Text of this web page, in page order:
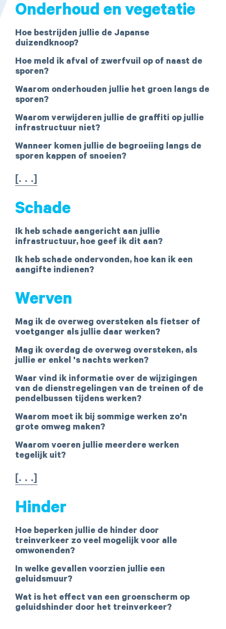
Onderhoud en vegetatie
Hoe bestrijden jullie de Japanse
duizendknoop?
Hoe meld ik afval of zwerfvuil op of naast de
sporen?
Waarom onderhouden jullie het groen langs de
sporen?
Waarom verwijderen jullie de graffiti op jullie
infrastructuur niet?
Wanneer komen jullie de begroeiing langs de
sporen kappen of snoeien?
[. . .]
Schade
Ik heb schade aangericht aan jullie
infrastructuur, hoe geef ik dit aan?
Ik heb schade ondervonden, hoe kan ik een
aangifte indienen?
Werven
Mag ik de overweg oversteken als fietser of
voetganger als jullie daar werken?
Mag ik overdag de overweg oversteken, als
jullie er enkel 's nachts werken?
Waar vind ik informatie over de wijzigingen
van de dienstregelingen van de treinen of de
pendelbussen tijdens werken?
Waarom moet ik bij sommige werken zo'n
grote omweg maken?
Waarom voeren jullie meerdere werken
tegelijk uit?
[. . .]
Hinder
Hoe beperken jullie de hinder door
treinverkeer zo veel mogelijk voor alle
omwonenden?
In welke gevallen voorzien jullie een
geluidsmuur?
Wat is het effect van een groenscherm op
geluidshinder door het treinverkeer?